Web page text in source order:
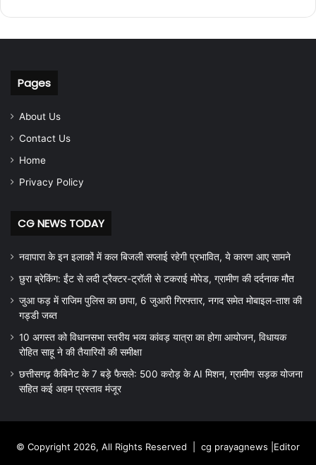
Pages
About Us
Contact Us
Home
Privacy Policy
CG NEWS TODAY
नवापारा के इन इलाकों में कल बिजली सप्लाई रहेगी प्रभावित, ये कारण आए सामने
छुरा ब्रेकिंग: ईंट से लदी ट्रैक्टर-ट्रॉली से टकराई मोपेड, ग्रामीण की दर्दनाक मौत
जुआ फड़ में राजिम पुलिस का छापा, 6 जुआरी गिरफ्तार, नगद समेत मोबाइल-ताश की
गड्डी जब्त
10 अगस्त को विधानसभा स्तरीय भव्य कांवड़ यात्रा का होगा आयोजन, विधायक
रोहित साहू ने की तैयारियों की समीक्षा
छत्तीसगढ़ कैबिनेट के 7 बड़े फैसले: 500 करोड़ के AI मिशन, ग्रामीण सड़क योजना
सहित कई अहम प्रस्ताव मंजूर
© Copyright 2026, All Rights Reserved | cg prayagnews |Editor